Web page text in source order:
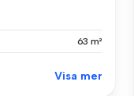
63 m²
Visa mer